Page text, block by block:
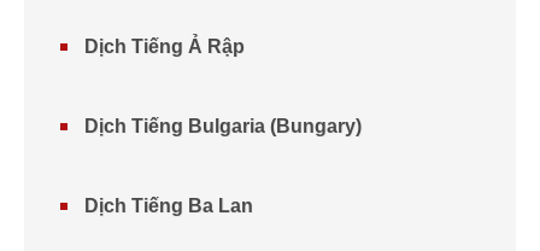
Dịch Tiếng Ả Rập
Dịch Tiếng Bulgaria (Bungary)
Dịch Tiếng Ba Lan